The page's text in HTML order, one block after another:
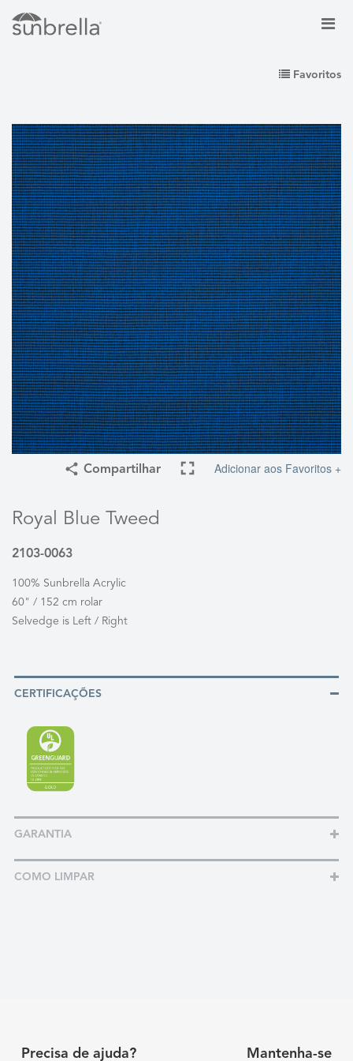
Favoritos
Compartilhar Adicionar aos Favoritos +
Royal Blue Tweed
2103-0063
100% Sunbrella Acrylic
60" / 152 cm rolar
Selvedge is Left / Right
CERTIFICAÇÕES
GARANTIA
COMO LIMPAR
Precisa de ajuda? Mantenha-se